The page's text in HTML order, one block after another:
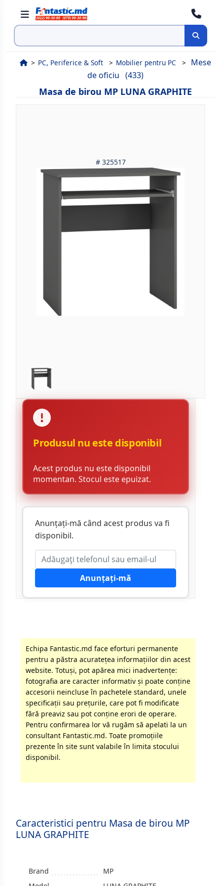
Cauta
PC, Periferice & Soft Mobilier pentru PC
Mese
de oficiu (433)
Masa de birou MP LUNA GRAPHITE
# 325517
Produsul nu este disponibil
Acest produs nu este disponibil
momentan. Stocul este epuizat.
Anunțați-mă când acest produs va fi
disponibil.
Anunțați-mă
Echipa Fantastic.md face eforturi permanente
pentru a păstra acurateţea informaţiilor din acest
website. Totuși, pot apărea mici inadvertenţe:
fotografia are caracter informativ şi poate conţine
accesorii neincluse în pachetele standard, unele
specificaţii sau preţurile, care pot fi modificate
fără preaviz sau pot conţine erori de operare.
Pentru confirmarea lor vă rugăm să apelati la un
consultant Fantastic.md. Toate promoţiile
prezente în site sunt valabile în limita stocului
disponibil.
Caracteristici pentru Masa de birou MP
LUNA GRAPHITE
Brand
MP